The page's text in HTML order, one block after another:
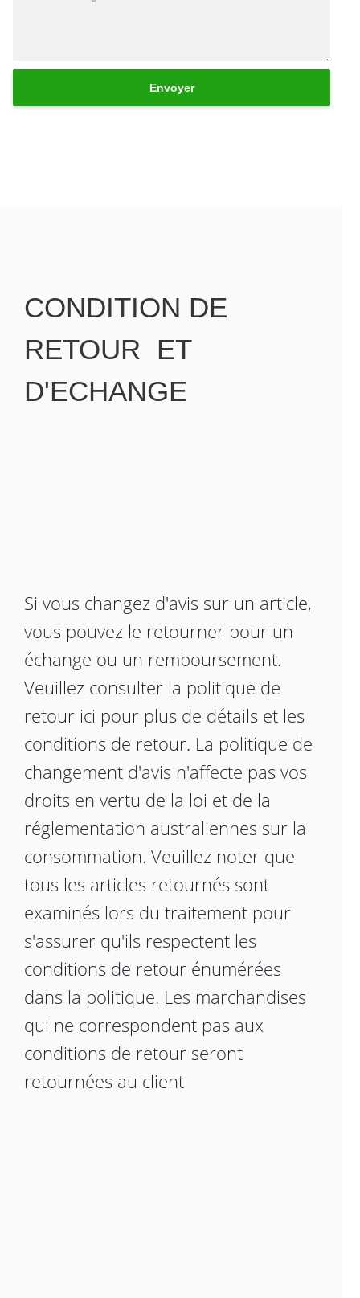
CONDITION DE
RETOUR ET
D'ECHANGE
Si vous changez d'avis sur un article,
vous pouvez le retourner pour un
échange ou un remboursement.
Veuillez consulter la politique de
retour ici pour plus de détails et les
conditions de retour. La politique de
changement d'avis n'affecte pas vos
droits en vertu de la loi et de la
réglementation australiennes sur la
consommation. Veuillez noter que
tous les articles retournés sont
examinés lors du traitement pour
s'assurer qu'ils respectent les
conditions de retour énumérées
dans la politique. Les marchandises
qui ne correspondent pas aux
conditions de retour seront
retournées au client